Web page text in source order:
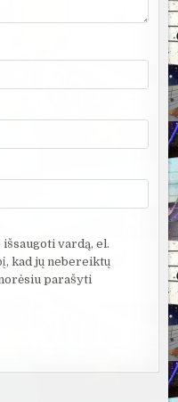
vardą, el.
kad jų nebereiktų
parašyti